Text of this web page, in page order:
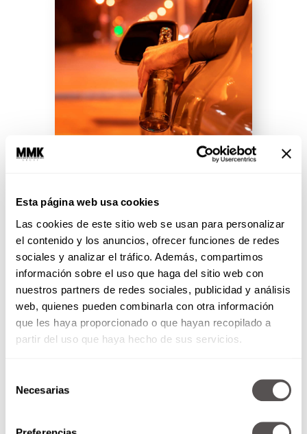
Esta página web usa cookies
Las cookies de este sitio web se usan para personalizar
el contenido y los anuncios, ofrecer funciones de redes
sociales y analizar el tráfico. Además, compartimos
información sobre el uso que haga del sitio web con
nuestros partners de redes sociales, publicidad y análisis
web, quienes pueden combinarla con otra información
que les haya proporcionado o que hayan recopilado a
partir del uso que haya hecho de sus servicios.
Necesarias
¿Cómo caes en el alcoholismo?
y ¿cuáles son los síntomas? Les
vamos a explicar todo y les
traemos un...
SEGUIR LEYENDO